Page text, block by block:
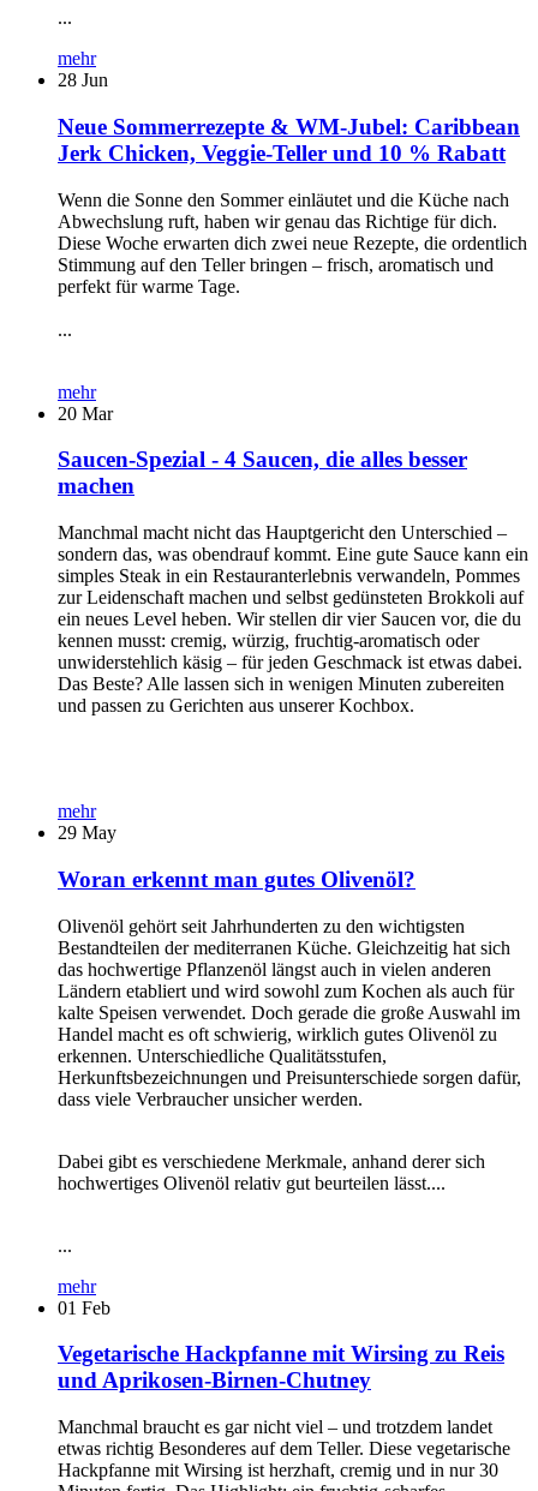
...
mehr
28 Jun
Neue Sommerrezepte & WM-Jubel: Caribbean
Jerk Chicken, Veggie-Teller und 10 % Rabatt
Wenn die Sonne den Sommer einläutet und die Küche nach
Abwechslung ruft, haben wir genau das Richtige für dich.
Diese Woche erwarten dich zwei neue Rezepte, die ordentlich
Stimmung auf den Teller bringen – frisch, aromatisch und
perfekt für warme Tage.
...
mehr
20 Mar
Saucen-Spezial - 4 Saucen, die alles besser
machen
Manchmal macht nicht das Hauptgericht den Unterschied –
sondern das, was obendrauf kommt. Eine gute Sauce kann ein
simples Steak in ein Restauranterlebnis verwandeln, Pommes
zur Leidenschaft machen und selbst gedünsteten Brokkoli auf
ein neues Level heben. Wir stellen dir vier Saucen vor, die du
kennen musst: cremig, würzig, fruchtig-aromatisch oder
unwiderstehlich käsig – für jeden Geschmack ist etwas dabei.
Das Beste? Alle lassen sich in wenigen Minuten zubereiten
und passen zu Gerichten aus unserer Kochbox.
mehr
29 May
Woran erkennt man gutes Olivenöl?
Olivenöl gehört seit Jahrhunderten zu den wichtigsten
Bestandteilen der mediterranen Küche. Gleichzeitig hat sich
das hochwertige Pflanzenöl längst auch in vielen anderen
Ländern etabliert und wird sowohl zum Kochen als auch für
kalte Speisen verwendet. Doch gerade die große Auswahl im
Handel macht es oft schwierig, wirklich gutes Olivenöl zu
erkennen. Unterschiedliche Qualitätsstufen,
Herkunftsbezeichnungen und Preisunterschiede sorgen dafür,
dass viele Verbraucher unsicher werden.
Dabei gibt es verschiedene Merkmale, anhand derer sich
hochwertiges Olivenöl relativ gut beurteilen lässt....
...
mehr
01 Feb
Vegetarische Hackpfanne mit Wirsing zu Reis
und Aprikosen-Birnen-Chutney
Manchmal braucht es gar nicht viel – und trotzdem landet
etwas richtig Besonderes auf dem Teller. Diese vegetarische
Hackpfanne mit Wirsing ist herzhaft, cremig und in nur 30